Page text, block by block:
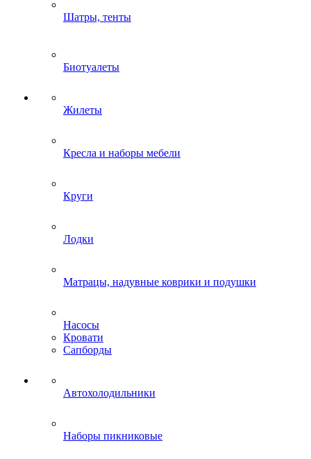
Шатры, тенты
Биотуалеты
Жилеты
Кресла и наборы мебели
Круги
Лодки
Матрацы, надувные коврики и подушки
Насосы
Кровати
Сапборды
Автохолодильники
Наборы пикниковые